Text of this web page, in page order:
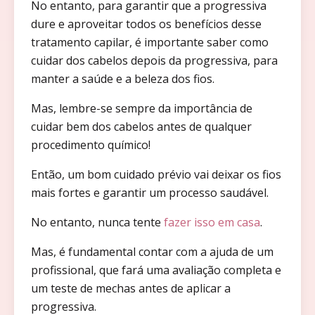
No entanto, para garantir que a progressiva
dure e aproveitar todos os benefícios desse
tratamento capilar, é importante saber como
cuidar dos cabelos depois da progressiva, para
manter a saúde e a beleza dos fios.
Mas, lembre-se sempre da importância de
cuidar bem dos cabelos antes de qualquer
procedimento químico!
Então, um bom cuidado prévio vai deixar os fios
mais fortes e garantir um processo saudável.
No entanto, nunca tente fazer isso em casa.
Mas, é fundamental contar com a ajuda de um
profissional, que fará uma avaliação completa e
um teste de mechas antes de aplicar a
progressiva.